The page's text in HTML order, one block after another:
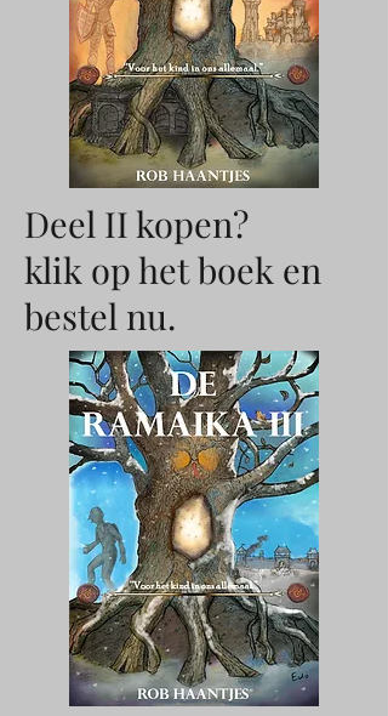
Deel II kopen?
klik op het boek en
bestel nu.